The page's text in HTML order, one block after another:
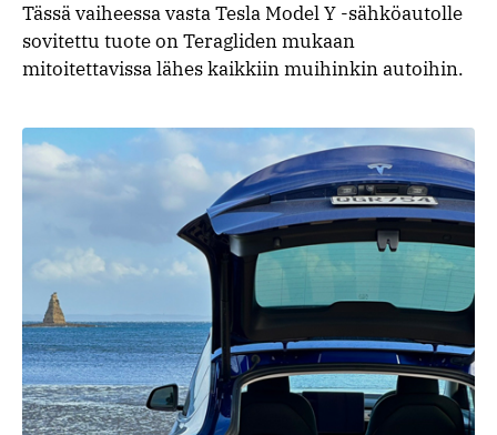
Tässä vaiheessa vasta Tesla Model Y -sähköautolle
sovitettu tuote on Teragliden mukaan
mitoitettavissa lähes kaikkiin muihinkin autoihin.